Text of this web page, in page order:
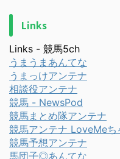
Links
Links - 競馬5ch
うまうまあんてな
うまっけアンテナ
相談役アンテナ
競馬 - NewsPod
競馬まとめ隊アンテナ
競馬アンテナ LoveMeち
競馬予想アンテナ
馬団子◎あんてな